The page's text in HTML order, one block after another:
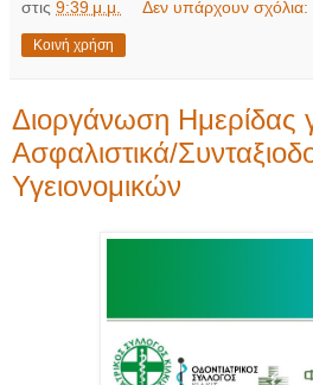
στις 9:39 μ.μ. Δεν υπάρχουν σχόλια:
Κοινή χρήση
Διοργάνωση Ημερίδας
Ασφαλιστικά/
Υγειονομικών